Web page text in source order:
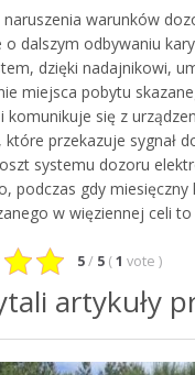
naruszenia warunków
o dalszym odbywaniu
dzięki nadajnikowi,
miejsca pobytu
komunikuje się z
przekazuje sygnał
systemu dozoru
podczas gdy
w więziennej celi to
5 / 5 ( 1 vote )
artykuły